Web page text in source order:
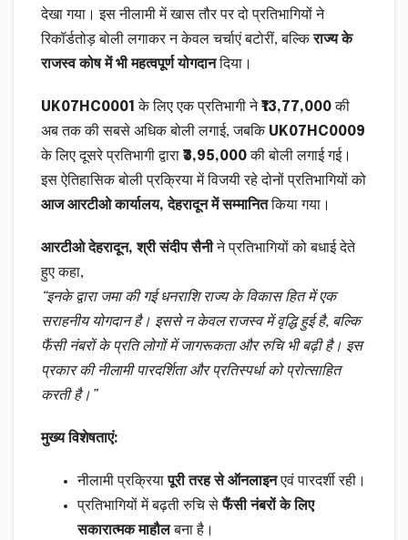
देखा गया। इस नीलामी में खास तौर पर दो प्रतिभागियों ने
रिकॉर्डतोड़ बोली लगाकर न केवल चर्चाएं बटोरीं, बल्किराज्य के
राजस्व कोष में भी महत्वपूर्ण योगदानदिया।
UK07HC0001 के लिए एक प्रतिभागी ने₹13,77,000की
अब तक की सबसे अधिक बोली लगाई, जबकि UK07HC0009
के लिए दूसरे प्रतिभागी द्वारा ₹3,95,000की बोली लगाई गई।
इस ऐतिहासिक बोली प्रक्रिया में विजयी रहे दोनों प्रतिभागियों को
आज आरटीओ कार्यालय, देहरादून में सम्मानितकिया गया।
आरटीओ देहरादून, श्री संदीप सैनीने प्रतिभागियों को बधाई देते
हुए कहा,
“इनके द्वारा जमा की गई धनराशि राज्य के विकास हित में एक
सराहनीय योगदान है। इससे न केवल राजस्व में वृद्धि हुई है, बल्कि
फैंसी नंबरों के प्रति लोगों में जागरूकता और रुचि भी बढ़ी है। इस
प्रकार की नीलामी पारदर्शिता और प्रतिस्पर्धा को प्रोत्साहित
करती है।”
मुख्य विशेषताएं:
नीलामी प्रक्रियापूरी तरह से ऑनलाइनएवं पारदर्शी रही।
प्रतिभागियों में बढ़ती रुचि सेफैंसी नंबरों के लिए
सकारात्मक माहौलबना है।